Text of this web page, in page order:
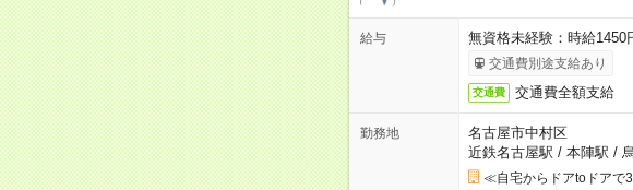
給与 無資格未経験：時給
交通費別途支給あり
交通費 交通費全額支給
勤務地
名古屋市中村区
近鉄名古屋駅 / 本陣駅 /
≪自宅からドアtoドアで